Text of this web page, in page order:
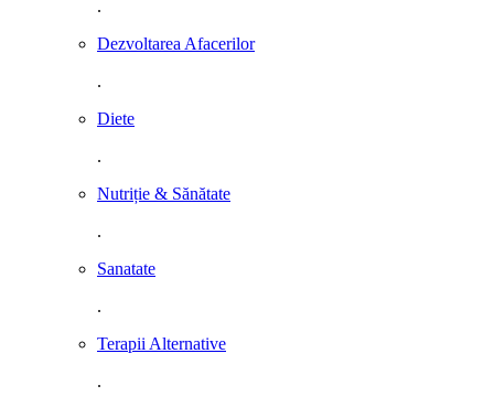
.
Dezvoltarea Afacerilor
.
Diete
.
Nutriție & Sănătate
.
Sanatate
.
Terapii Alternative
.